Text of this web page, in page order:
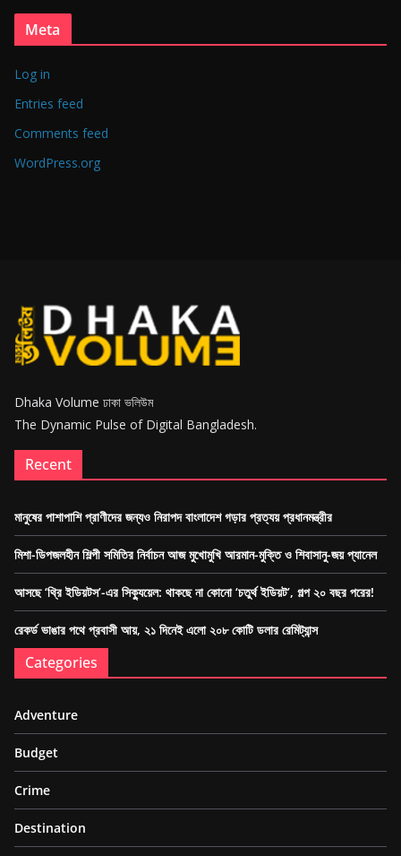
Meta
Log in
Entries feed
Comments feed
WordPress.org
Dhaka Volume ঢাকা ভলিউম
The Dynamic Pulse of Digital Bangladesh.
Recent
মানুষের পাশাপাশি প্রাণীদের জন্যও নিরাপদ বাংলাদেশ গড়ার প্রত্যয় প্রধানমন্ত্রীর
মিশা-ডিপজলহীন শিল্পী সমিতির নির্বাচন আজ মুখোমুখি আরমান-মুক্তি ও শিবাসানু-জয় প্যানেল
আসছে ‘থ্রি ইডিয়টস’-এর সিক্যুয়েল: থাকছে না কোনো ‘চতুর্থ ইডিয়ট’, গল্প ২০ বছর পরের!
রেকর্ড ভাঙার পথে প্রবাসী আয়, ২১ দিনেই এলো ২০৮ কোটি ডলার রেমিট্যান্স
Categories
Adventure
Budget
Crime
Destination